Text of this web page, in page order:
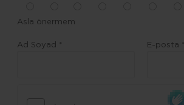
Asla önermem
Ad Soyad * E-posta *